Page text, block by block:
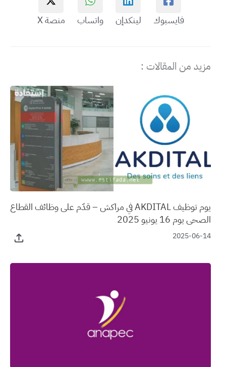
فايسبوك لينكدإن واتساب منصة X
مزيد من المقالات :
يوم توظيف AKDITAL في مراكش – قدّم على وظائف القطاع
الصحي يوم 16 يونيو 2025
2025-06-14